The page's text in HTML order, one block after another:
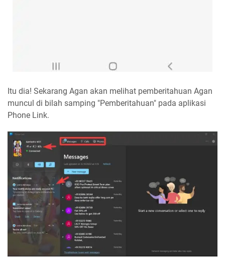
Itu dia! Sekarang Agan akan melihat pemberitahuan Agan
muncul di bilah samping "Pemberitahuan" pada aplikasi
Phone Link.